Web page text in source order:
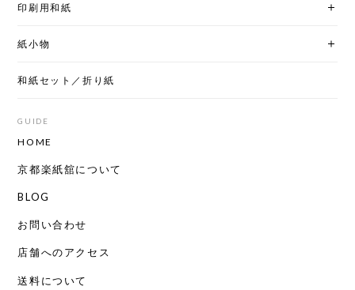
印刷用和紙
紙小物
和紙セット／折り紙
GUIDE
HOME
京都楽紙舘について
BLOG
お問い合わせ
店舗へのアクセス
送料について